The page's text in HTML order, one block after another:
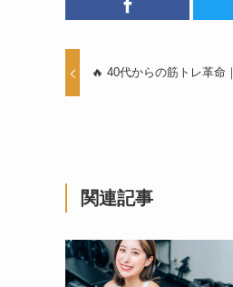
🔥 40代からの筋トレ革命
関連記事